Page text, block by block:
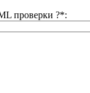
проверки ?*: